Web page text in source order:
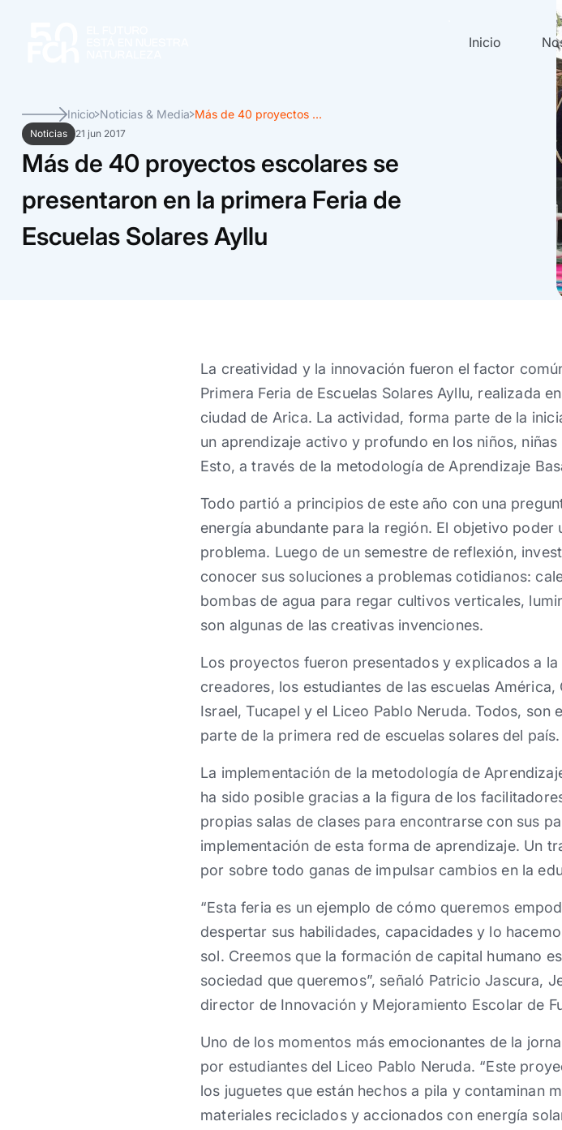
Inicio
Inicio Noticias & Media Más de 40 proyectos ...
Noticias 21 jun 2017
Más de 40 proyectos escolares se
presentaron en la primera Feria de
Escuelas Solares Ayllu
La creatividad y la innovación fueron el factor
Primera Feria de Escuelas Solares Ayllu, realizada
ciudad de Arica. La actividad, forma parte de la
un aprendizaje activo y profundo en los niños,
Esto, a través de la metodología de Aprendizaje
Todo partió a principios de este año con una
energía abundante para la región. El objetivo
problema. Luego de un semestre de reflexión,
conocer sus soluciones a problemas cotidianos:
bombas de agua para regar cultivos verticales,
son algunas de las creativas invenciones.
Los proyectos fueron presentados y explicados a
creadores, los estudiantes de las escuelas
Israel, Tucapel y el Liceo Pablo Neruda. Todos,
parte de la primera red de escuelas solares del país.
La implementación de la metodología de
ha sido posible gracias a la figura de los
propias salas de clases para encontrarse con sus
implementación de esta forma de aprendizaje. Un
por sobre todo ganas de impulsar cambios en la
“Esta feria es un ejemplo de cómo queremos
despertar sus habilidades, capacidades y lo
sol. Creemos que la formación de capital humano
sociedad que queremos”, señaló Patricio Jascura,
director de Innovación y Mejoramiento Escolar de
Uno de los momentos más emocionantes de la
por estudiantes del Liceo Pablo Neruda. “Este
los juguetes que están hechos a pila y contaminan
materiales reciclados y accionados con energía